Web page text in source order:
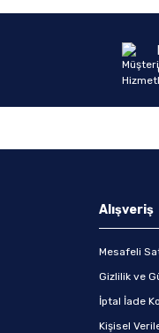
Alışveriş
Mesafeli
Gizlilik ve
İptal İade
Kişisel